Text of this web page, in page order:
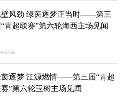
壁风劲 绿茵逐梦正当时——第三
“青超联赛”第六轮海西主场见闻
07-05
逐梦 江源燃情——第三届“青超
”第六轮玉树主场见闻